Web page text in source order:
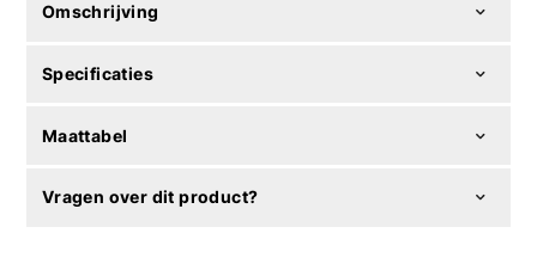
Omschrijving
Specificaties
Maattabel
Vragen over dit product?